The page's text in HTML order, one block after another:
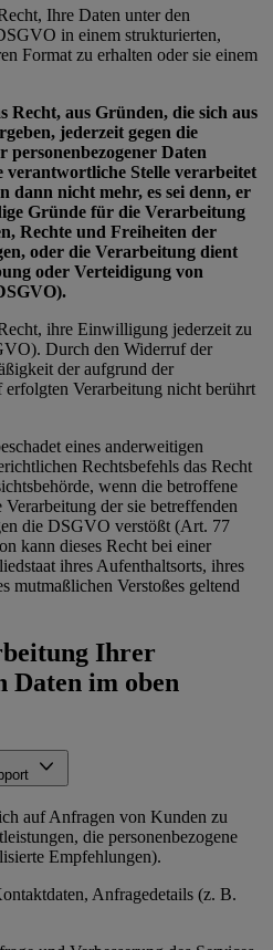
Ihre Daten unter den
in einem strukturierten,
Format zu erhalten oder sie einem
Recht, aus Gründen, die sich aus
jederzeit gegen die
personenbezogener Daten
verantwortliche Stelle verarbeitet
dann nicht mehr, es sei denn, er
Gründe für die Verarbeitung
Rechte und Freiheiten der
oder die Verarbeitung dient
oder Verteidigung von
ihre Einwilligung jederzeit zu
Durch den Widerruf der
der aufgrund der
Verarbeitung nicht berührt
eines anderweitigen
Rechtsbefehls das Recht
wenn die betroffene
der sie betreffenden
die DSGVO verstößt (Art. 77
kann dieses Recht bei einer
ihres Aufenthaltsorts, ihres
mutmaßlichen Verstoßes geltend
Ihrer
Daten im oben
auf Anfragen von Kunden zu
die personenbezogene
Empfehlungen).
Anfragedetails (z. B.